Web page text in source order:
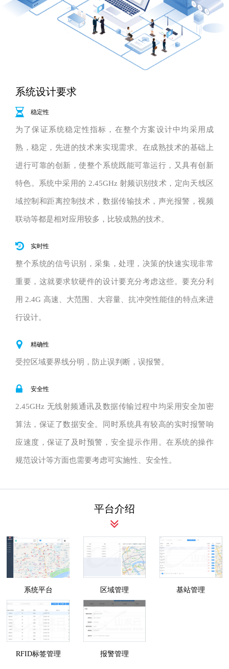
系统设计要求
稳定性
为了保证系统稳定性指标，在整个方案设计中均采用成
熟，稳定，先进的技术来实现需求。在成熟技术的基础上
进行可靠的创新，使整个系统既能可靠运行，又具有创新
特色。系统中采用的 2.45GHz 射频识别技术，定向天线区
域控制和距离控制技术，数据传输技术，声光报警，视频
联动等都是相对应用较多，比较成熟的技术。
实时性
整个系统的信号识别，采集，处理，决策的快速实现非常
重要，这就要求软硬件的设计要充分考虑这些。要充分利
用 2.4G 高速、大范围、大容量、抗冲突性能佳的特点来进
行设计。
精确性
受控区域要界线分明，防止误判断，误报警。
安全性
2.45GHz 无线射频通讯及数据传输过程中均采用安全加密
算法，保证了数据安全。同时系统具有较高的实时报警响
应速度，保证了及时预警，安全提示作用。在系统的操作
规范设计等方面也需要考虑可实施性、安全性。
平台介绍
系统平台 区域管理 基站管理
RFID标签管理 报警管理